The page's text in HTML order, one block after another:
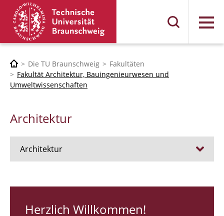
Menü
Die TU Braunschweig
Fakultäten
Fakultät Architektur, Bauingenieurwesen und
Umweltwissenschaften
Architektur
Architektur
RUNDGANG 26
Herzlich Willkommen!